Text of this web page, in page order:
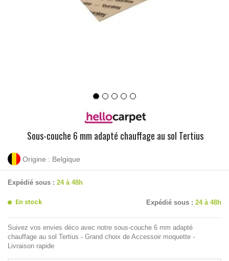
Sous-couche 6 mm adapté chauffage au sol Tertius
Origine : Belgique
Expédié sous : 24 à 48h
En stock Expédié sous : 24 à 48h
Suivez vos envies déco avec notre sous-couche 6 mm adapté
chauffage au sol Tertius - Grand choix de Accessoir moquette -
Livraison rapide